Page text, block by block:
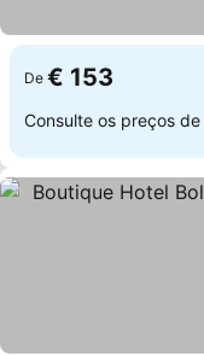
De € 153
Consulte os preços de